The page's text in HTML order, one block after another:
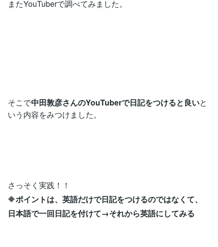
またYouTuberで調べてみました。
そこで中田敦彦さんのYouTuberで日記をつけると良いと
いう内容をみつけました。
さっそく実践！！
🔶ポイントは、英語だけで日記をつけるのではなくて、
日本語で一回日記を付けて→それから英語にしてみる